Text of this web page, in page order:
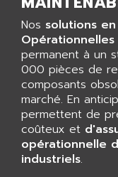
SMART
GP 70
PROVIT
S4-S4C
SIAX
FESTO
PCS095
TOUCHVIEW
AFAG
AFDI
AFP
AG
AGASTAT
AGDE
AGE
AGETEM
Nos solutions
Opérationnelles
permanent à un
000 pièces de
composants
marché. En
permettent de
coûteux et
opérationnelle
industriels.